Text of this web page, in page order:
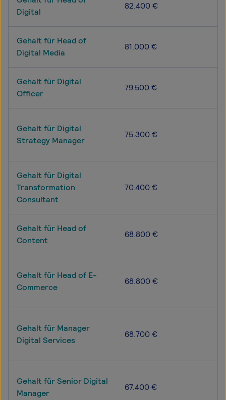
Digital
82.400 €
Gehalt für Head of
Digital Media
81.000 €
Gehalt für Digital
Officer
79.500 €
Gehalt für Digital
Strategy Manager
75.300 €
Gehalt für Digital
Transformation
Consultant
70.400 €
Gehalt für Head of
Content
68.800 €
Gehalt für Head of E-
Commerce
68.800 €
Gehalt für Manager
Digital Services
68.700 €
Gehalt für Senior Digital
Manager
67.400 €